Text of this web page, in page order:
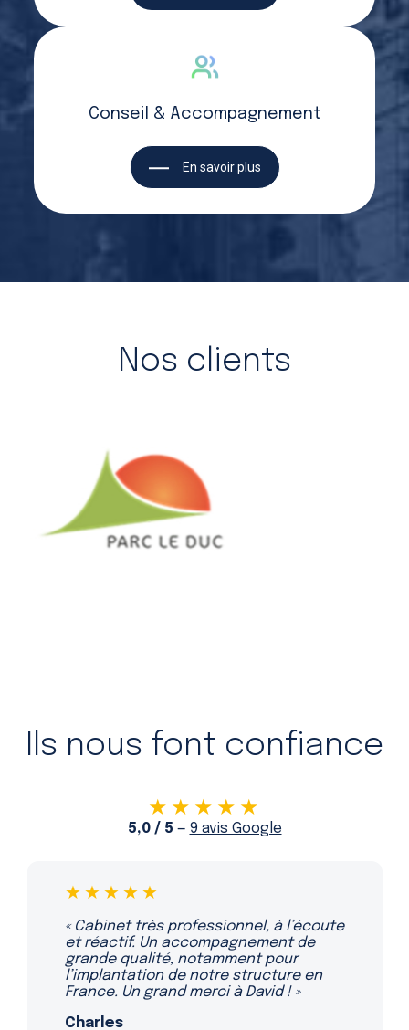
Conseil & Accompagnement
En savoir plus
Nos clients
Ils nous font confiance
★★★★★
5,0 / 5 — 9 avis Google
★★★★★
« Travailler avec ce cabinet a été une
expérience très positive pour notre
entreprise. L’équipe est compétente
et réactive. »